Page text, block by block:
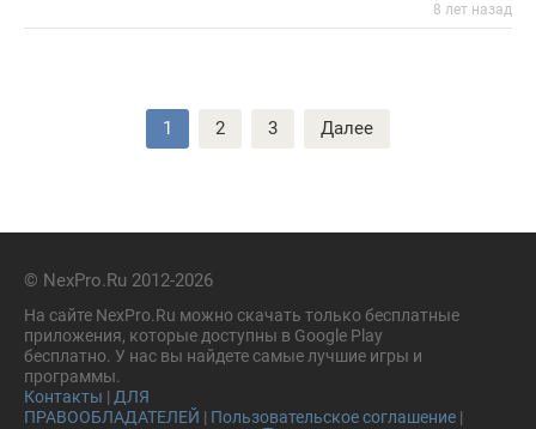
8 лет назад
1 2 3 Далее
© NexPro.Ru 2012-2026
На сайте NexPro.Ru можно скачать только бесплатные
приложения, которые доступны в Google Play
бесплатно. У нас вы найдете самые лучшие игры и
программы.
Контакты | ДЛЯ
ПРАВООБЛАДАТЕЛЕЙ | Пользовательское соглашение |